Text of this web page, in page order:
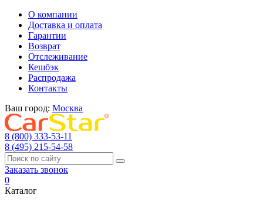
О компании
Доставка и оплата
Гарантии
Возврат
Отслеживание
Кешбэк
Распродажа
Контакты
Ваш город: Москва
8 (800) 333-53-11
8 (495) 215-54-58
Заказать звонок
0
Каталог